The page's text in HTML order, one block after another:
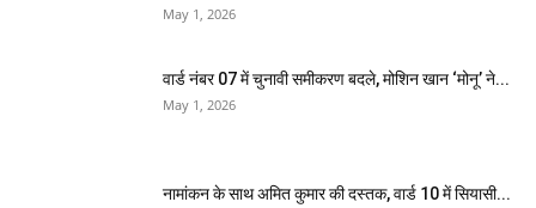
May 1, 2026
वार्ड नंबर 07 में चुनावी समीकरण बदले, मोशिन खान ‘मोनू’ ने...
May 1, 2026
नामांकन के साथ अमित कुमार की दस्तक, वार्ड 10 में सियासी...